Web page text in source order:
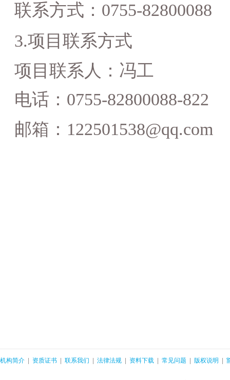
联系方式： 0755-82800088
3.项目联系方式
项目联系人： 冯工
电话： 0755-82800088-822
邮箱： 122501538@qq.com
机构简介 资质证书 联系我们 法律法规 资料下载 常见问题 版权说明